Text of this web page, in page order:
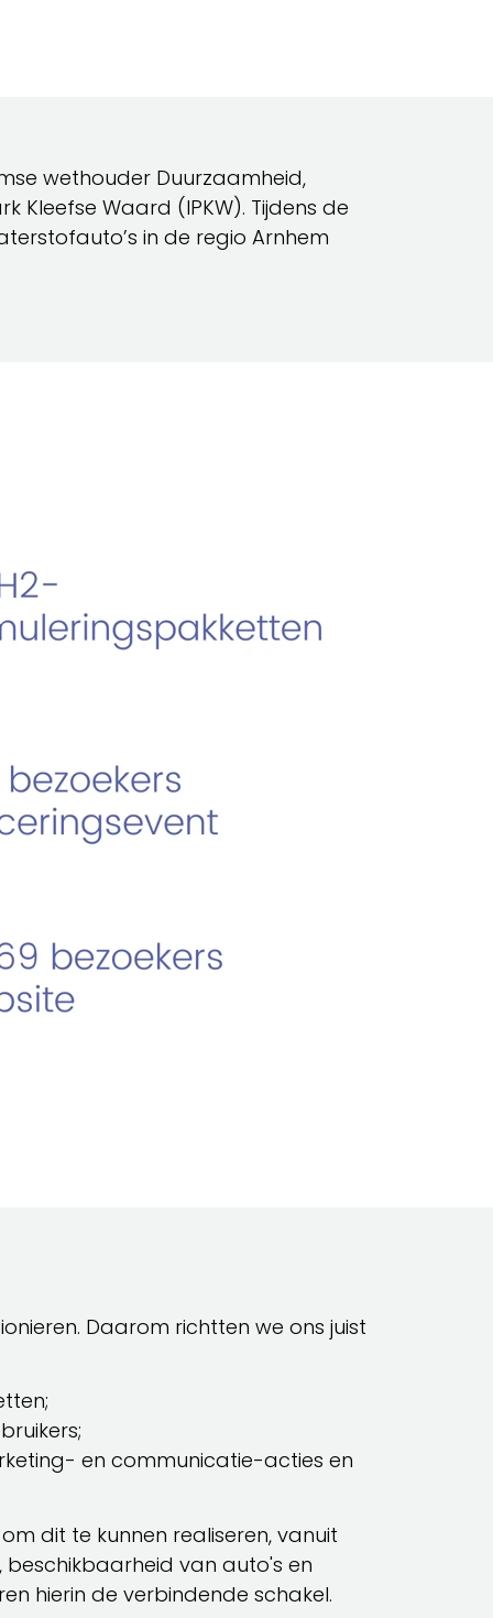
wethouder Duurzaamheid,
Kleefse Waard (IPKW). Tijdens de
in de regio Arnhem
Daarom richtten we ons juist
en communicatie-acties en
dit te kunnen realiseren, vanuit
beschikbaarheid van auto's en
hierin de verbindende schakel.